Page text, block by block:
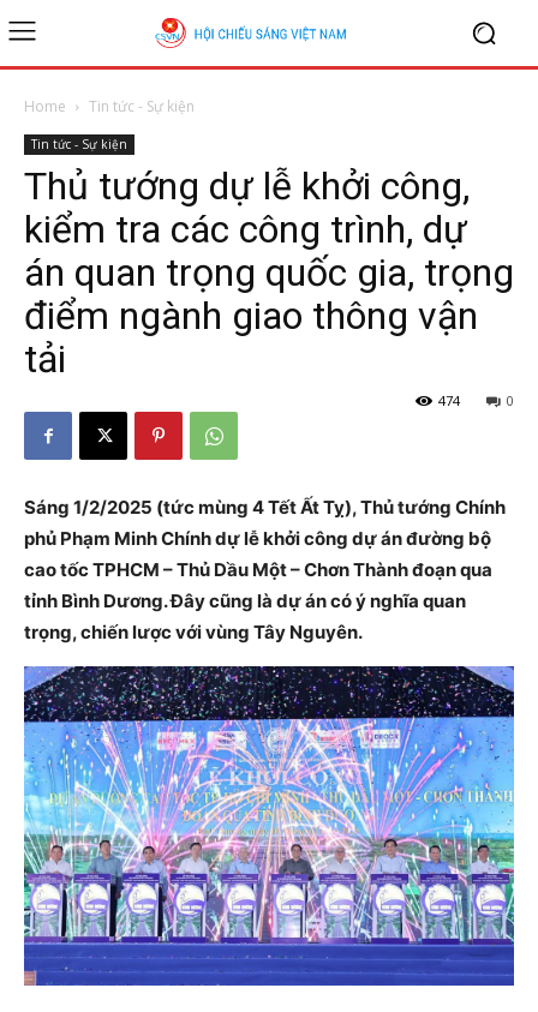
Home Tin tức - Sự kiện
Tin tức - Sự kiện
Thủ tướng dự lễ khởi công,
kiểm tra các công trình, dự
án quan trọng quốc gia, trọng
điểm ngành giao thông vận
tải
0
474
Sáng 1/2/2025 (tức mùng 4 Tết Ất Tỵ), Thủ tướng Chính
phủ Phạm Minh Chính dự lễ khởi công dự án đường bộ
cao tốc TPHCM – Thủ Dầu Một – Chơn Thành đoạn qua
tỉnh Bình Dương. Đây cũng là dự án có ý nghĩa quan
trọng, chiến lược với vùng Tây Nguyên.